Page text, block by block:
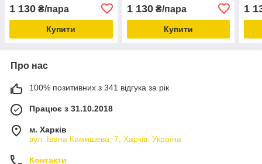
1 130 ₴/пара
Купити
1 130₴/пара
Купити
1
Про нас
100% позитивних з 341 відгука за рік
Працює з 31.10.2018
м. Харків
вул. Івана Камишева, 7, Харків, Україна
Контакти